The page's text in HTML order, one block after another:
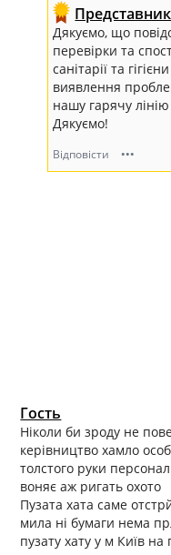
Дякуємо, що
перевірки та
санітарії та
виявлення
нашу гарячу
Дякуємо!
Відповісти •••
Гость
Ніколи би зроду не
керівництво хамло
толстого руки
воняє аж ригать охото
Пузата хата саме
мила ні бумаги нема
пузату хату у м Київ